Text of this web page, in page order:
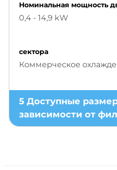
Номинальная мощность
0,4 - 14,9 kW
сектора
Коммерческое
5 Доступные
зависимости от